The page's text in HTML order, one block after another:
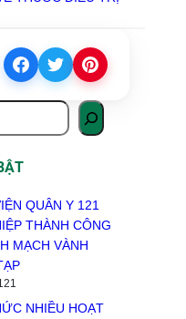
QUÂN Y 121
THÀNH CÔNG
MẠCH VÀNH
NHIỀU HOẠT